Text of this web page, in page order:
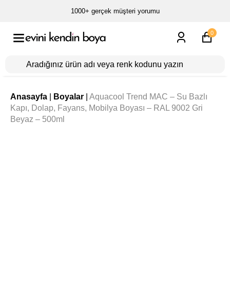
1000+ gerçek müşteri yorumu
0
Anasayfa Boyalar
Aquacool Trend MAC – Su Bazlı
Kapı, Dolap, Fayans, Mobilya Boyası – RAL 9002 Gri
Beyaz – 500ml